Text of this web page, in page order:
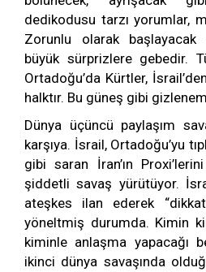
dedikodusu tarzı yorumlar,
Zorunlu olarak
büyük sürprizlere gebedir.
Ortadoğu’da Kürtler,
halktır. Bu güneş gibi
Dünya üçüncü paylaşım
karşıya. İsrail, Ortadoğu’yu
gibi saran İran’ın
şiddetli savaş yürütüyor.
ateşkes ilan ederek
yöneltmiş durumda. Kimin
kiminle anlaşma yapacağı
ikinci dünya savaşında